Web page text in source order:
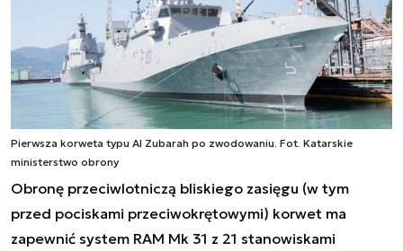
Pierwsza korweta typu Al Zubarah po zwodowaniu. Fot. Katarskie
ministerstwo obrony
Obronę przeciwlotniczą bliskiego zasięgu (w tym
przed pociskami przeciwokrętowymi) korwet ma
zapewnić system RAM Mk 31 z 21 stanowiskami